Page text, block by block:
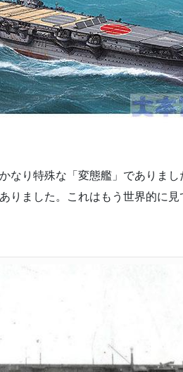
なり特殊な「変態艦」でありま
りました。これはもう世界的に